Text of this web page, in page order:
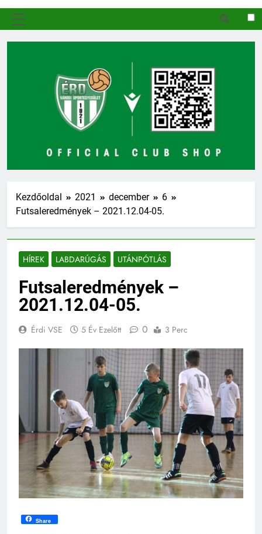
Kezdőoldal 2021 december
6
Futsaleredmények – 2021.12.04-05.
HÍREK LABDARÚGÁS UTÁNPÓTLÁS
Futsaleredmények –
2021.12.04-05.
Érdi VSE 5 Év Ezelőtt 0 3 Perc
Share